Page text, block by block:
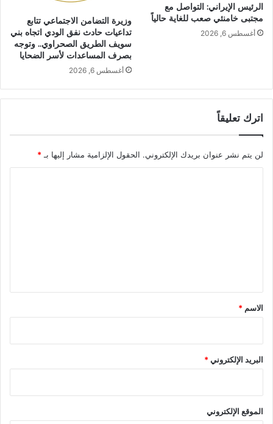
الرئيس الإيراني: التواصل مع
مجتبى خامنئي صعب للغاية حالياً
أغسطس 6, 2026
وزيرة التضامن الاجتماعي تتابع
تداعيات حادث نفق الودي اتجاه بني
سويف الطريق الصحراوي.. وتوجه
بصرف المساعدات لأسر الضحايا
أغسطس 6, 2026
اترك تعليقاً
لن يتم نشر عنوان بريدك الإلكتروني. الحقول الإلزامية مشار إليها بـ *
*
الاسم *
البريد الإلكتروني*
الموقع الإلكتروني